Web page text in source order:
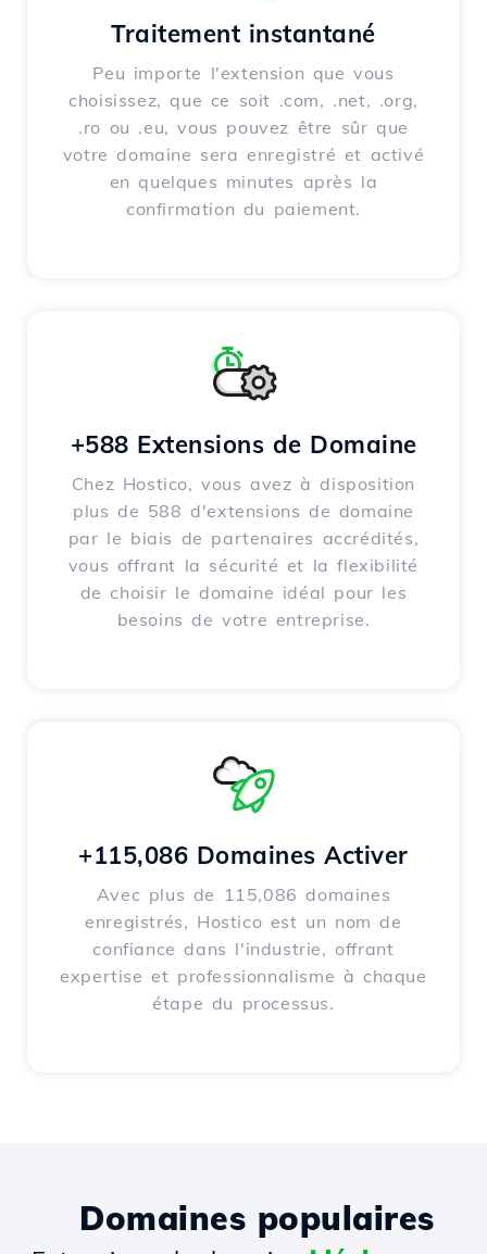
Traitement instantané
Peu importe l'extension que vous
choisissez, que ce soit .com, .net, .org,
.ro ou .eu, vous pouvez être sûr que
votre domaine sera enregistré et activé
en quelques minutes après la
confirmation du paiement.
+588 Extensions de Domaine
Chez Hostico, vous avez à disposition
plus de 588 d'extensions de domaine
par le biais de partenaires accrédités,
vous offrant la sécurité et la flexibilité
de choisir le domaine idéal pour les
besoins de votre entreprise.
+115,086 Domaines Activer
Avec plus de 115,086 domaines
enregistrés, Hostico est un nom de
confiance dans l'industrie, offrant
expertise et professionnalisme à chaque
étape du processus.
Domaines populaires